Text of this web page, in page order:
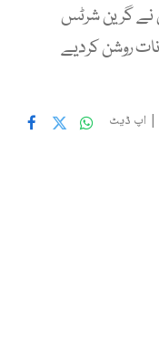
نے گرین شرٹس
روشن کردیے
| اپ ڈیٹ